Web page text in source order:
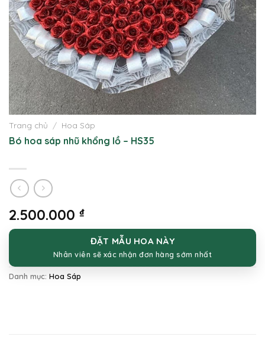
Trang chủ / Hoa Sáp
Bó hoa sáp nhũ khổng lồ – HS35
2.500.000 ₫
ĐẶT MẪU HOA NÀY
Nhân viên sẽ xác nhận đơn hàng sớm nhất
Danh mục: Hoa Sáp